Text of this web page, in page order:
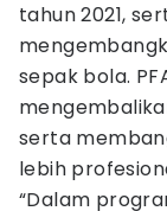
tahun 2021,
sepak bola.
serta
lebih
“Dalam